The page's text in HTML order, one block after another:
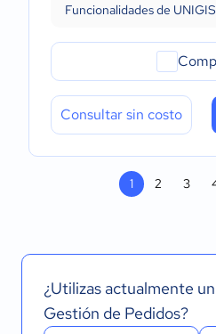
Funcionalidades de UNIGIS
Consultar sin costo
1 2 3
¿Utilizas actualmente
Gestión de Pedidos?